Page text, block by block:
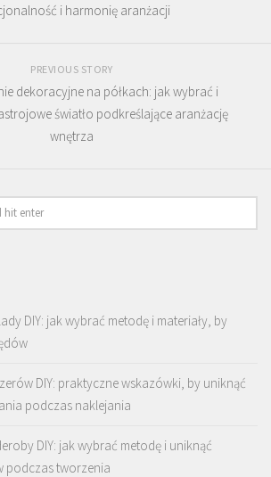
i harmonię aranżacji
PREVIOUS STORY
dekoracyjne na półkach: jak wybrać i
światło podkreślające aranżację
wnętrza
DIY: jak wybrać metodę i materiały, by
DIY: praktyczne wskazówki, by uniknąć
podczas naklejania
DIY: jak wybrać metodę i uniknąć
podczas tworzenia